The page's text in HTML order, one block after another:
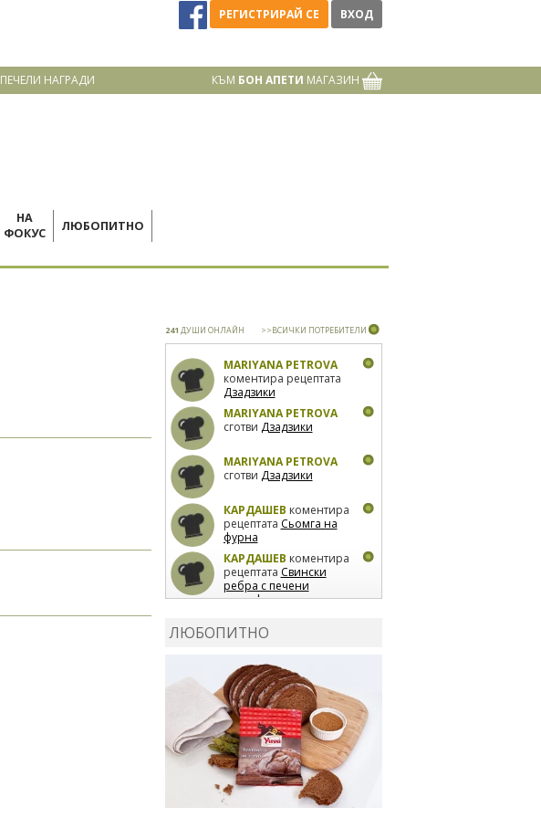
РЕГИСТРИРАЙ СЕ ВХОД
ПЕЧЕЛИ НАГРАДИ КЪМ БОН АПЕТИ МАГАЗИН
НА
ФОКУС
ЛЮБОПИТНО
241 ДУШИ ОНЛАЙН >>ВСИЧКИ ПОТРЕБИТЕЛИ
MARIYANA PETROVA
коментира рецептата
Дзадзики
MARIYANA PETROVA
сготви Дзадзики
MARIYANA PETROVA
сготви Дзадзики
КАРДАШЕВ коментира
рецептата Сьомга на
фурна
КАРДАШЕВ коментира
рецептата Свински
ребра с печени
картофи
лимон
коментира рецептата
Киноа със зеленчуци
ЛЮБОПИТНО